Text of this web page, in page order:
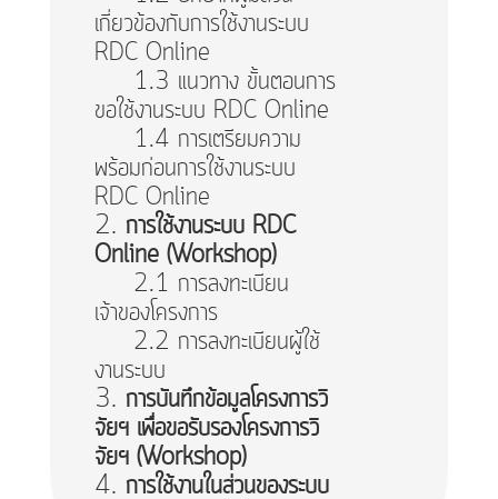
เกี่ยวข้องกับการใช้งานระบบ
RDC Online
1.3 แนวทาง ขั้นตอนการ
ขอใช้งานระบบ RDC Online
1.4 การเตรียมความ
พร้อมก่อนการใช้งานระบบ
RDC Online
การใช้งานระบบ RDC
Online (Workshop)
2.1 การลงทะเบียน
เจ้าของโครงการ
2.2 การลงทะเบียนผู้ใช้
งานระบบ
การบันทึกข้อมูลโครงการวิ
จัยฯ เพื่อขอรับรองโครงการวิ
จัยฯ (Workshop)
การใช้งานในส่วนของระบบ